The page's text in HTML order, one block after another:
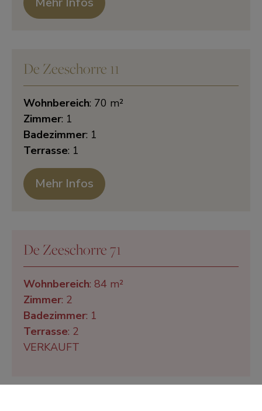
De Zeeschorre 11
Wohnbereich: 70 m²
Zimmer: 1
Badezimmer: 1
Terrasse: 1
Mehr Infos
De Zeeschorre 71
Wohnbereich: 84 m²
Zimmer: 2
Badezimmer: 1
Terrasse: 2
VERKAUFT